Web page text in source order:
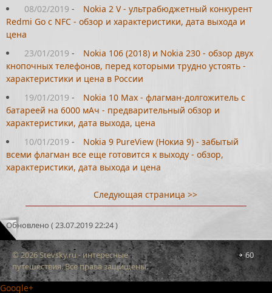
08/02/2019 -
Nokia 2 V - ультрабюджетный конкурент
Redmi Go с NFC - обзор и характеристики, дата выхода и
цена
23/01/2019 -
Nokia 106 (2018) и Nokia 230 - обзор двух
кнопочных телефонов, перед которыми трудно устоять -
характеристики и цена в России
19/01/2019 -
Nokia 10 Max - флагман-долгожитель с
батареей на 6000 мАч - предварительный обзор и
характеристики, дата выхода, цена
10/01/2019 -
Nokia 9 PureView (Нокиа 9) - забытый
всеми флагман все еще готовится к выходу - обзор,
характеристики, дата выхода и цена
Следующая страница >>
Обновлено ( 23.07.2019 22:24 )
60
© 2026 Stevsky.ru - интересные
путешествия. Все права защищены.
Google+